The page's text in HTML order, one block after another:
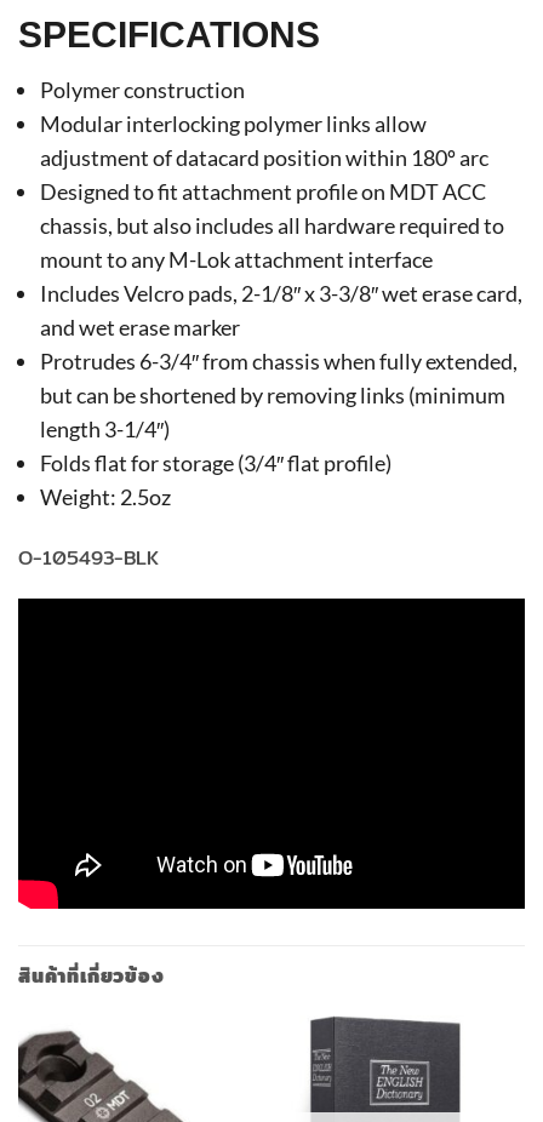
SPECIFICATIONS
Polymer construction
Modular interlocking polymer links allow
adjustment of datacard position within 180º arc
Designed to fit attachment profile on MDT ACC
chassis, but also includes all hardware required to
mount to any M-Lok attachment interface
Includes Velcro pads, 2-1/8″ x 3-3/8″ wet erase card,
and wet erase marker
Protrudes 6-3/4″ from chassis when fully extended,
but can be shortened by removing links (minimum
length 3-1/4″)
Folds flat for storage (3/4″ flat profile)
Weight: 2.5oz
O-105493-BLK
สินค้าที่เกี่ยวข้อง